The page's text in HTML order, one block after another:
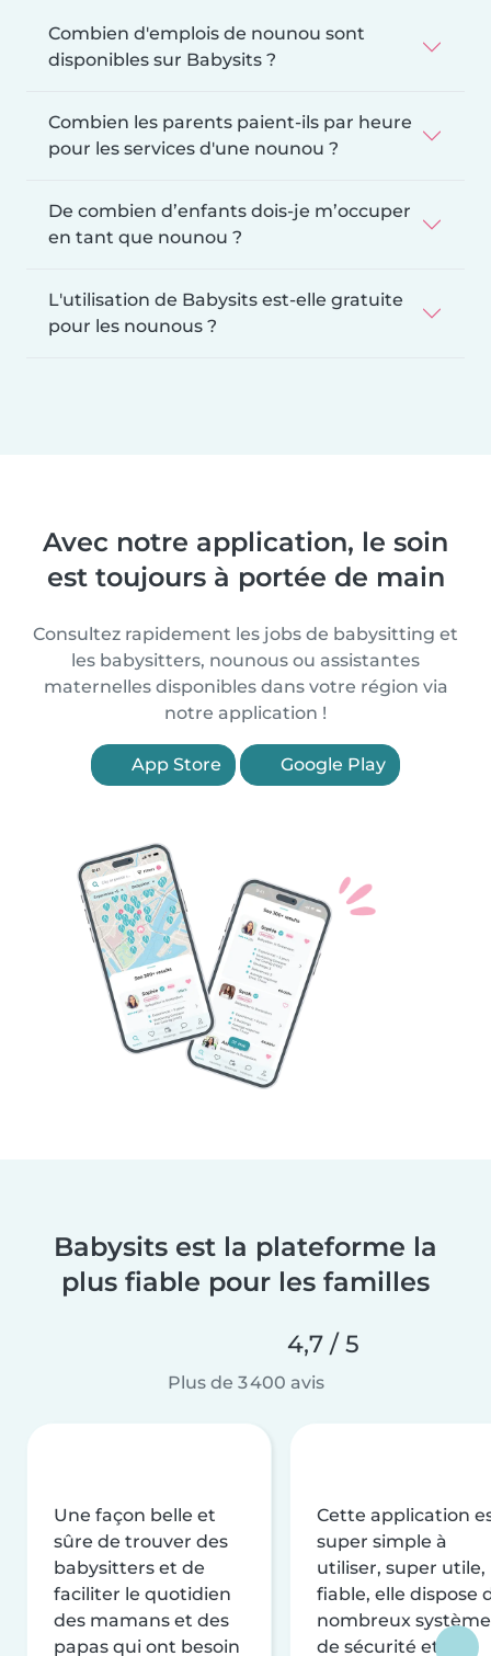
Combien d'emplois de nounou sont
disponibles sur Babysits ?
Combien les parents paient-ils par heure
pour les services d'une nounou ?
De combien d’enfants dois-je m’occuper
en tant que nounou ?
L'utilisation de Babysits est-elle gratuite
pour les nounous ?
Avec notre application, le soin
est toujours à portée de main
Consultez rapidement les jobs de babysitting et
les babysitters, nounous ou assistantes
maternelles disponibles dans votre région via
notre application !
App Store Google Play
Babysits est la plateforme la
plus fiable pour les familles
4,7 / 5
Plus de 3 400 avis
Une façon belle et
sûre de trouver des
babysitters et de
faciliter le quotidien
des mamans et des
papas qui ont besoin
Cette application
super simple à
utiliser, super utile,
fiable, elle dispose
nombreux
de sécurité et de